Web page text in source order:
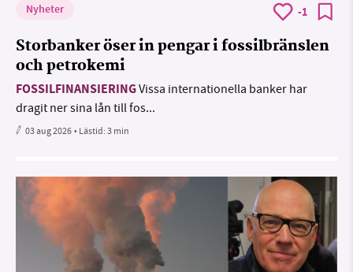
Nyheter -1
Storbanker öser in pengar i fossilbränslen
och petrokemi
FOSSILFINANSIERINGVissa internationella banker har
dragit ner sina lån till fos...
03 aug 2026• Lästid:3 min